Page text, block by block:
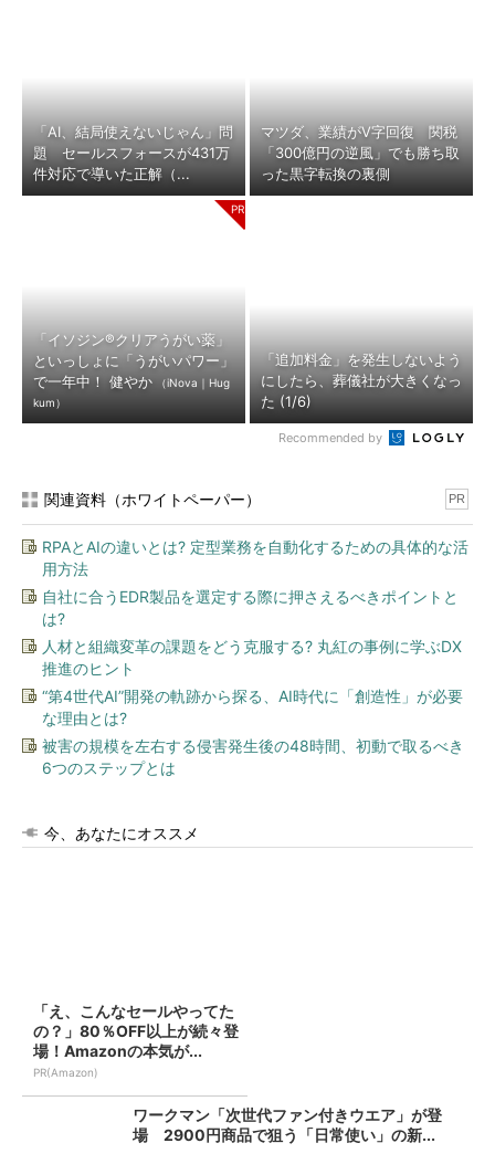
「AI、結局使えないじゃん」問
題 セールスフォースが431万
件対応で導いた正解（...
マツダ、業績がV字回復 関税
「300億円の逆風」でも勝ち取
った黒字転換の裏側
「イソジン®クリアうがい薬」
といっしょに「うがいパワー」
で一年中！ 健やか
（iNova｜Hug
kum）
「追加料金」を発生しないよう
にしたら、葬儀社が大きくなっ
た (1/6)
Recommended by
関連資料（ホワイトペーパー） PR
RPAとAIの違いとは? 定型業務を自動化するための具体的な活
用方法
自社に合うEDR製品を選定する際に押さえるべきポイントと
は?
人材と組織変革の課題をどう克服する? 丸紅の事例に学ぶDX
推進のヒント
“第4世代AI”開発の軌跡から探る、AI時代に「創造性」が必要
な理由とは?
被害の規模を左右する侵害発生後の48時間、初動で取るべき
6つのステップとは
今、あなたにオススメ
「え、こんなセールやってた
の？」80％OFF以上が続々登
場！Amazonの本気が...
PR(Amazon)
ワークマン「次世代ファン付きウエア」が登
場 2900円商品で狙う「日常使い」の新...